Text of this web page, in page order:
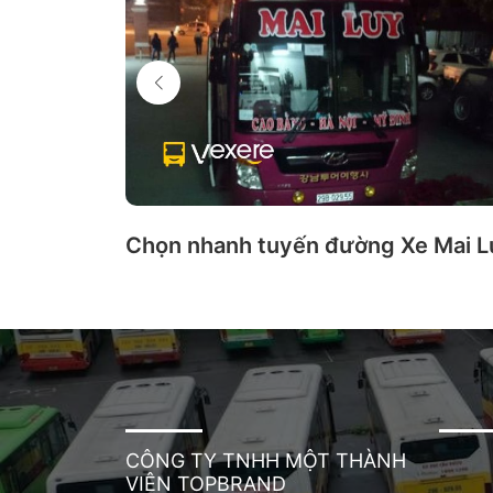
Chọn nhanh tuyến đường Xe Mai
CÔNG TY TNHH MỘT THÀNH
VIÊN TOPBRAND